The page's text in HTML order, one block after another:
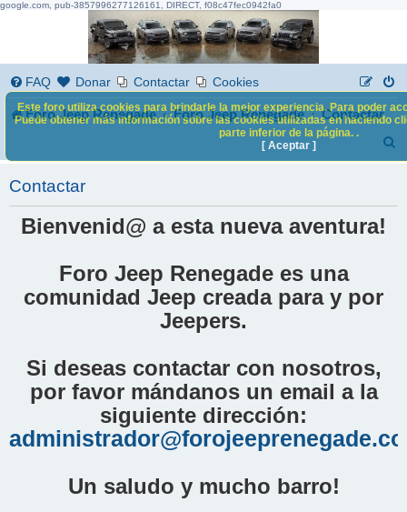
google.com, pub-3857996277126161, DIRECT, f08c47fec0942fa0
FAQ Donar Contactar Cookies
Foro Jeep Renegade Foro Jeep Renegade Contactar
Contactar
Bienvenid@ a esta nueva aventura!
Foro Jeep Renegade es una
comunidad Jeep creada para y por
Jeepers.
Si deseas contactar con nosotros,
por favor mándanos un email a la
siguiente dirección:
Un saludo y mucho barro!
Este foro utiliza cookies para brindarle la mejor experiencia. Para poder
Puede obtener más información sobre las cookies utilizadas en haciendo
parte inferior de la página. .
[ Aceptar ]